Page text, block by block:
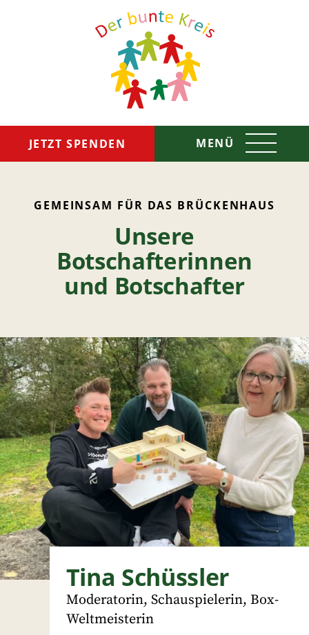
JETZT SPENDEN MENÜ
Das sind wir
Spenden & Helfen
GEMEINSAM FÜR DAS BRÜCKENHAUS
Unsere
Botschafterinnen
und Botschafter
Tina Schüssler
Moderatorin, Schauspielerin, Box-
Weltmeisterin